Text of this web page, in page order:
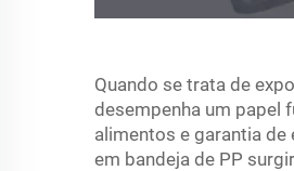
Quando se trata de
desempenha um papel
alimentos e garantia
em bandeja de PP